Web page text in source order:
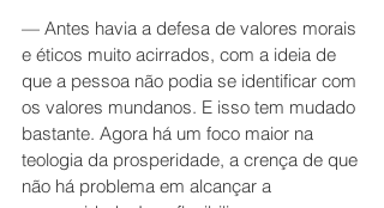
— Antes havia a defesa de valores morais
e éticos muito acirrados, com a ideia de
que a pessoa não podia se identificar com
os valores mundanos. E isso tem mudado
bastante. Agora há um foco maior na
teologia da prosperidade, a crença de que
não há problema em alcançar a